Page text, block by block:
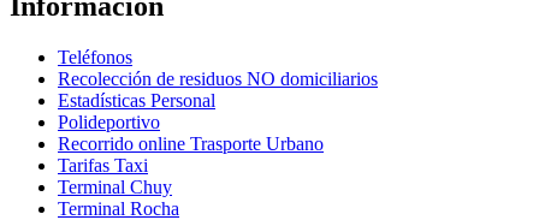
Teléfonos
Recolección de residuos NO domiciliarios
Estadísticas Personal
Polideportivo
Recorrido online Trasporte Urbano
Tarifas Taxi
Terminal Chuy
Terminal Rocha